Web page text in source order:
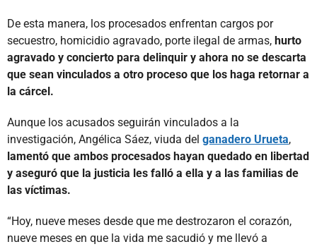
De esta manera, los procesados enfrentan cargos por
secuestro, homicidio agravado, porte ilegal de armas, hurto
agravado y concierto para delinquir y ahora no se descarta
que sean vinculados a otro proceso que los haga retornar a
la cárcel.
Aunque los acusados seguirán vinculados a la
investigación, Angélica Sáez, viuda del ganadero Urueta,
lamentó que ambos procesados hayan quedado en libertad
y aseguró que la justicia les falló a ella y a las familias de
las víctimas.
“Hoy, nueve meses desde que me destrozaron el corazón,
nueve meses en que la vida me sacudió y me llevó a